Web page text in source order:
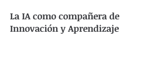
La IA como compañera de
Innovación y Aprendizaje